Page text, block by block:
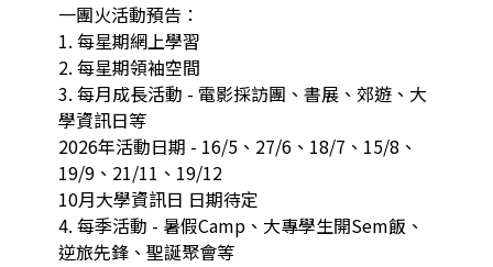
一團火活動預告：
1. 每星期網上學習
2. 每星期領袖空間
3. 每月成長活動 - 電影採訪團、書展、郊遊、大
學資訊日等
2026年活動日期 - 16/5、27/6、18/7、15/8、
19/9、21/11、19/12
10月大學資訊日 日期待定
4. 每季活動 - 暑假Camp、大專學生開Sem飯、
逆旅先鋒、聖誕聚會等